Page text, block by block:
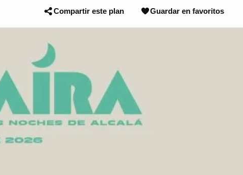
Compartir este plan Guardar en favoritos